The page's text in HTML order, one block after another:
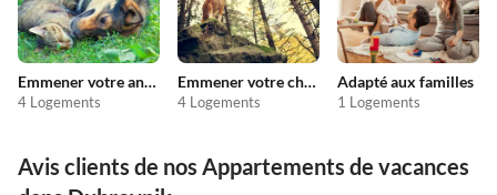
Emmener votre animal en vacances
4 Logements
Emmener votre chien en vacances
4 Logements
Adapté aux familles
1 Logements
Avis clients de nos Appartements de vacances